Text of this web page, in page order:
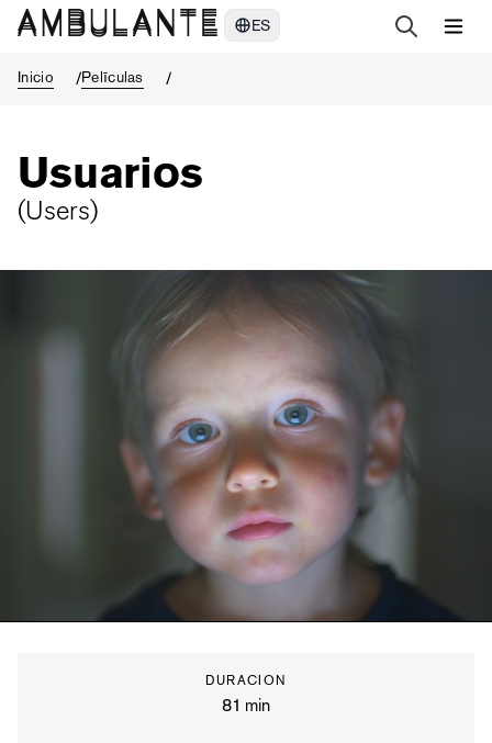
ES
Inicio Pelīculas
Usuarios
(Users)
DURACION
81 min
Usuarios